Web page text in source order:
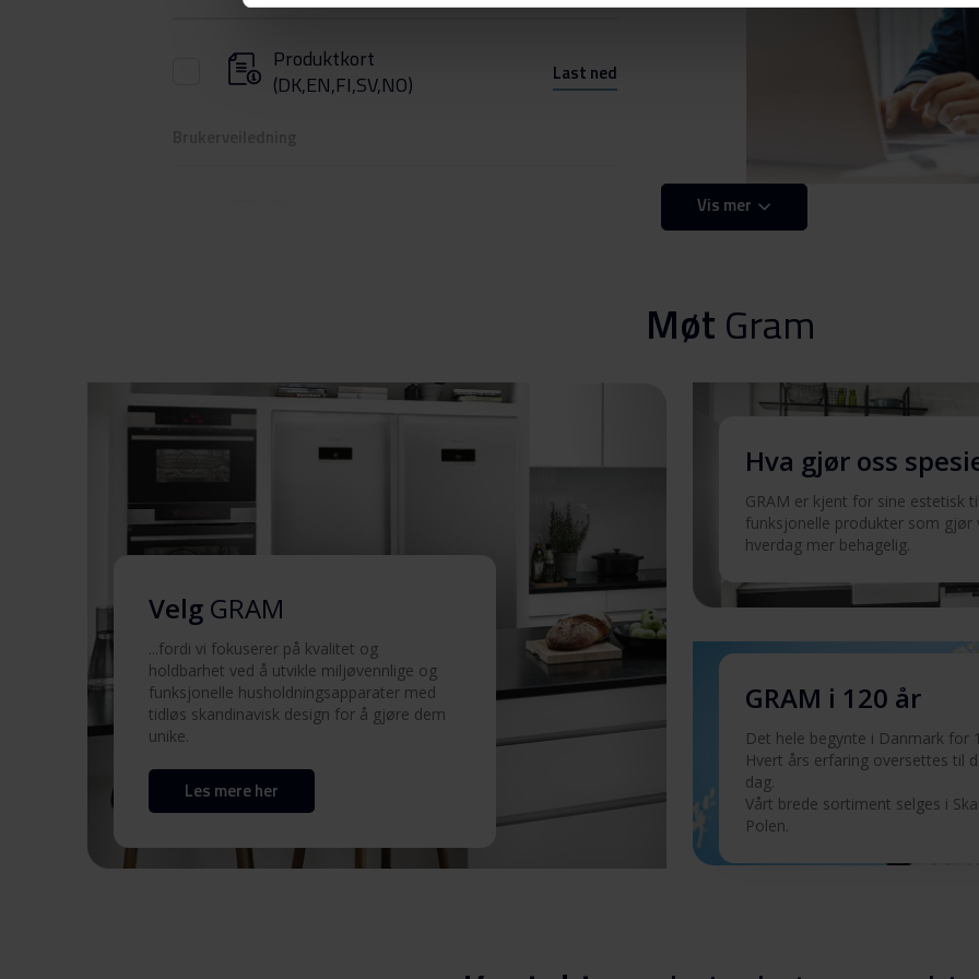
Produktkort
(DK,EN,FI,SV,NO)
Last ned
Hent alt (4)
Vis mer
Møt Gram
Velg GRAM
...fordi vi fokuserer på kvalitet og
holdbarhet ved å utvikle miljøvennlige og
funksjonelle husholdningsapparater med
tidløs skandinavisk design for å gjøre dem
unike.
Les mere her
Hva gjør oss
GRAM er kjent for sine estetisk
funksjonelle produkter som gjør
hverdag mer behagelig.
GRAM i 120 år
Det hele begynte i Danmark for
Hvert års erfaring oversettes til
dag.
Vårt brede sortiment selges i
Polen.